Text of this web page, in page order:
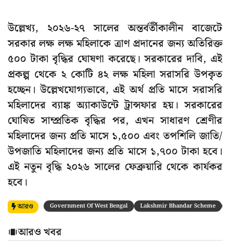
উল্লেখ্য, ২০২৬-২৭ সালের অন্তর্বর্তীকালীন বাজেটে
সরকার লক্ষ লক্ষ মহিলাকে ত্রাণ প্রদানের জন্য অতিরিক্ত
৫০০ টাকা বৃদ্ধির ঘোষণা করেছে। সরকারের দাবি, এই
প্রকল্প থেকে ২ কোটি ৪২ লক্ষ মহিলা সরাসরি উপকৃত
হচ্ছেন। উল্লেখযোগ্যভাবে, এই অর্থ প্রতি মাসে সরাসরি
মহিলাদের ব্যাঙ্ক অ্যাকাউন্টে ট্রান্সফার হয়। সরকারের
ঘোষিত সাম্প্রতিক বৃদ্ধির পর, এখন সাধারণ শ্রেণীর
মহিলাদের জন্য প্রতি মাসে ১,৫০০ এবং তপশিলি জাতি/
উপজাতি মহিলাদের জন্য প্রতি মাসে ১,৭০০ টাকা হবে।
এই নতুন বৃদ্ধি ২০২৬ সালের ফেব্রুয়ারি থেকে কার্যকর
হবে।
আরও Government Of West Bengal Lakshmir Bhandar Scheme
আরও খবর